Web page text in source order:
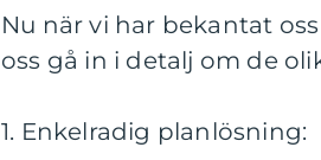
Nu när vi har bekantat
oss gå in i detalj om de
1. Enkelradig planlösning: